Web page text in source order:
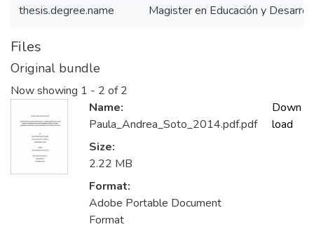
thesis.degree.name Magister en Educación y
Files
Original bundle
Now showing 1 - 2 of 2
Name:
Paula_Andrea_Soto_2014.pdf.pdf
Size:
2.22 MB
Format:
Adobe Portable Document
Format
Down
load